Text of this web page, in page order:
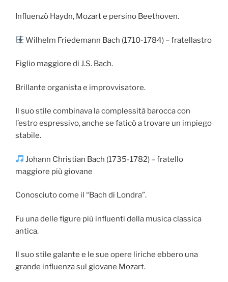
Influenzò Haydn, Mozart e persino Beethoven.
Wilhelm Friedemann Bach (1710-1784) – fratellastro
Figlio maggiore di J.S. Bach.
Brillante organista e improvvisatore.
Il suo stile combinava la complessità barocca con
l’estro espressivo, anche se faticò a trovare un impiego
stabile.
Johann Christian Bach (1735-1782) – fratello
maggiore più giovane
Conosciuto come il “Bach di Londra”.
Fu una delle figure più influenti della musica classica
antica.
Il suo stile galante e le sue opere liriche ebbero una
grande influenza sul giovane Mozart.